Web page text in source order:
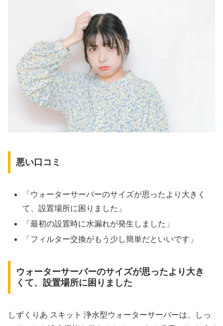
悪い口コミ
「ウォーターサーバーのサイズが思ったより大きく
て、設置場所に困りました」
「最初の設置時に水漏れが発生しました」
「フィルター交換がもう少し簡単だといいです」
ウォーターサーバーのサイズが思ったより大き
くて、設置場所に困りました
しずくりあ スキット 浄水型ウォーターサーバーは、しっ